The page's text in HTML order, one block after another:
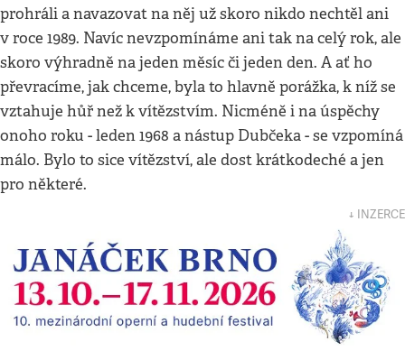
prohráli a navazovat na něj už skoro nikdo nechtěl ani
v roce 1989. Navíc nevzpomínáme ani tak na celý rok, ale
skoro výhradně na jeden měsíc či jeden den. A ať ho
převracíme, jak chceme, byla to hlavně porážka, k níž se
vztahuje hůř než k vítězstvím. Nicméně i na úspěchy
onoho roku - leden 1968 a nástup Dubčeka - se vzpomíná
málo. Bylo to sice vítězství, ale dost krátkodeché a jen
pro některé.
↓ INZERCE